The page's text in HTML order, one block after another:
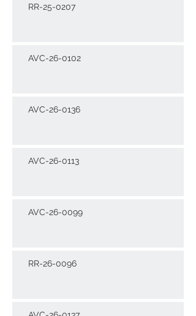
RR-25-0207
AVC-26-0102
AVC-26-0136
AVC-26-0113
AVC-26-0099
RR-26-0096